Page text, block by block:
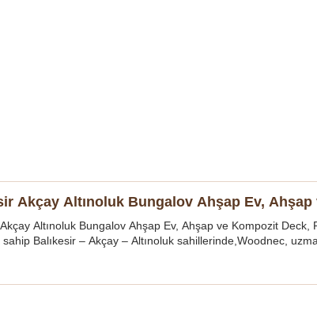
Akçay Altınoluk Bungalov Ahşap Ev,
Akçay Altınoluk Bungalov Ahşap Ev, Ahşap ve Kompozit
sahip Balıkesir – Akçay – Altınoluk sahillerinde,Woodnec,